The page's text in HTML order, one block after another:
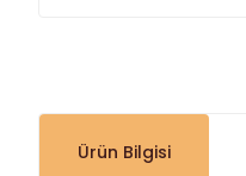
Ürün Bilgisi